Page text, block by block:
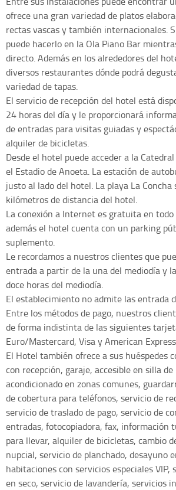
ofrece una gran variedad de platos
rectas vascas y también internacionales.
puede hacerlo en la Ola Piano Bar
directo. Además en los alrededores del
diversos restaurantes dónde podrá
variedad de tapas.
El servicio de recepción del hotel está
24 horas del día y le proporcionará
de entradas para visitas guiadas y
alquiler de bicicletas.
Desde el hotel puede acceder a la
el Estadio de Anoeta. La estación de
justo al lado del hotel. La playa La
kilómetros de distancia del hotel.
La conexión a Internet es gratuita en
además el hotel cuenta con un parking
suplemento.
Le recordamos a nuestros clientes que
entrada a partir de la una del mediodía y
doce horas del mediodía.
El establecimiento no admite las entrada
Entre los métodos de pago, nuestros
de forma indistinta de las siguientes
Euro/Mastercard, Visa y American
El Hotel también ofrece a sus huéspedes
con recepción, garaje, accesible en silla
acondicionado en zonas comunes,
de cobertura para teléfonos, servicio de
servicio de traslado de pago, servicio de
entradas, fotocopiadora, fax, información
para llevar, alquiler de bicicletas, cambio
nupcial, servicio de planchado, desayuno
habitaciones con servicios especiales VIP,
en seco, servicio de lavandería, servicios